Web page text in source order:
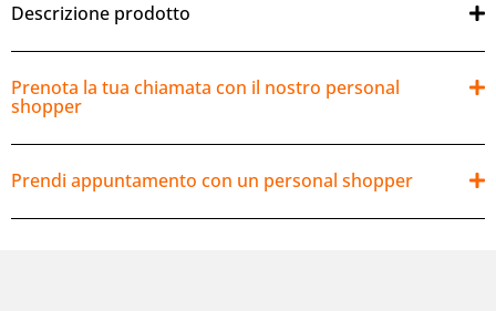
Descrizione prodotto
Prenota la tua chiamata con il nostro personal
shopper
Prendi appuntamento con un personal shopper